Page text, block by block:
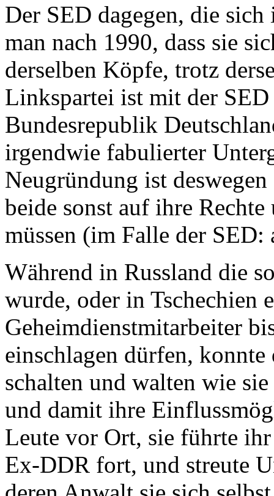
Der SED dagegen, die
man nach 1990, dass sie
derselben Köpfe, trotz
Linkspartei ist mit der
Bundesrepublik
irgendwie fabulierter
Neugründung ist
beide sonst auf ihre
müssen (im Falle der
Während in Russland die
wurde, oder in Tschechien
Geheimdienstmitarbeiter
einschlagen dürfen,
schalten und walten wie
und damit ihre
Leute vor Ort, sie führte
Ex-DDR fort, und streute